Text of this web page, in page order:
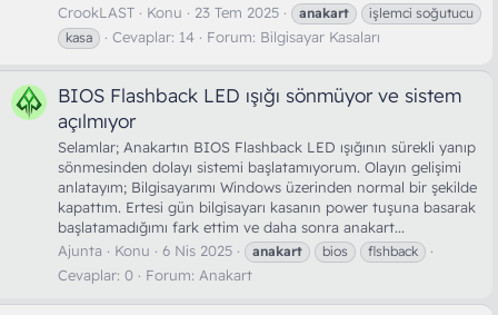
CrookLAST
Konu 23 Tem 2025 anakart
işlemci soğutucu
kasa
Cevaplar: 14 Forum: Bilgisayar Kasaları
BIOS Flashback LED ışığı sönmüyor ve sistem
açılmıyor
Selamlar; Anakartın BIOS Flashback LED ışığının sürekli yanıp
sönmesinden dolayı sistemi başlatamıyorum. Olayın gelişimi
anlatayım; Bilgisayarımı Windows üzerinden normal bir şekilde
kapattım. Ertesi gün bilgisayarı kasanın power tuşuna basarak
başlatamadığımı fark ettim ve daha sonra anakart...
Ajunta
Konu 6 Nis 2025 anakart bios flshback
Cevaplar: 0 Forum: Anakart